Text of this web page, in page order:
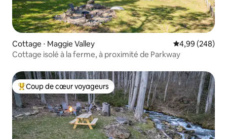
Cottage ⋅ Maggie Valley Évaluation
4,99 (248)
Cottage isolé à la ferme, à proximité de Parkway
Coups de cœur voyageurs les plus appréciés
Coup de cœur voyageurs